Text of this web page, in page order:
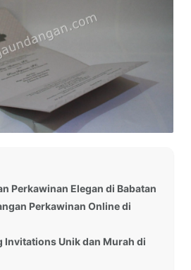
Perkawinan Elegan di Babatan
Perkawinan Online di
Invitations Unik dan Murah di